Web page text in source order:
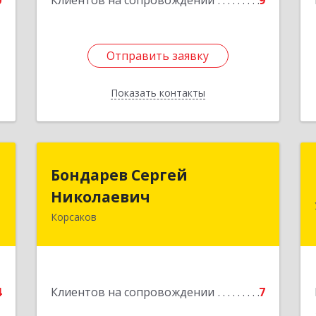
Отправить заявку
Показать контакты
Отправить заявку
Назад
Бондарев Сергей
Николаевич
Корсаков
Клиентов на сопровождении 7
Бондарев Сергей
Николаевич